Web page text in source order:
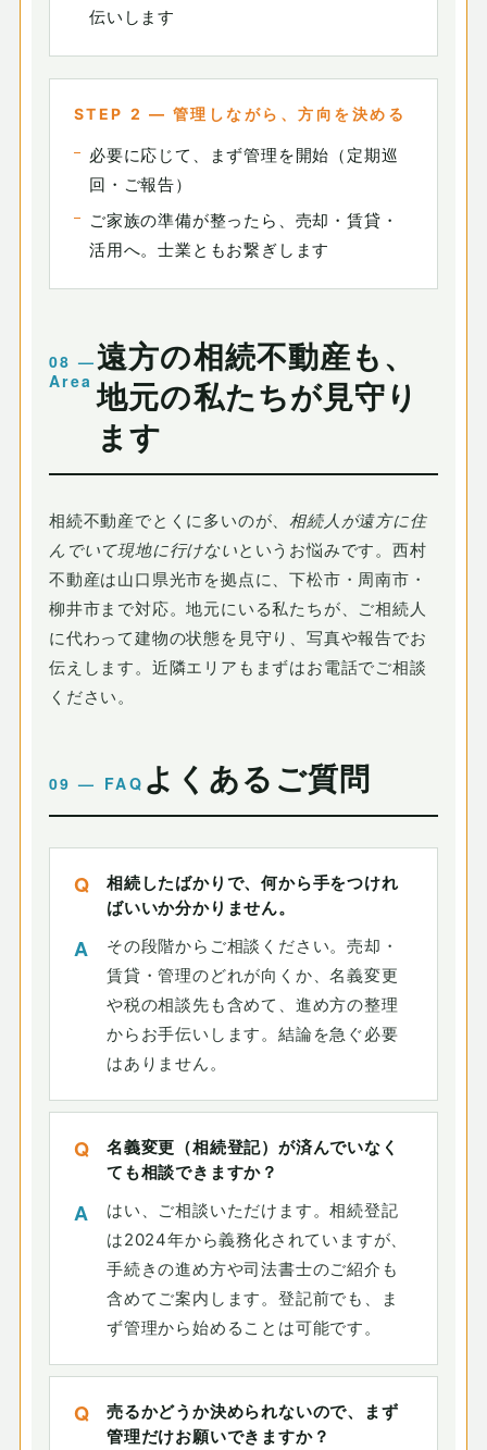
伝いします
STEP 2 — 管理しながら、方向を決める
必要に応じて、まず管理を開始（定期巡
回・ご報告）
ご家族の準備が整ったら、売却・賃貸・
活用へ。士業ともお繋ぎします
遠方の相続不動産も、
地元の私たちが見守り
ます
相続不動産でとくに多いのが、相続人が遠方に住
んでいて現地に行けないというお悩みです。西村
不動産は山口県光市を拠点に、下松市・周南市・
柳井市まで対応。地元にいる私たちが、ご相続人
に代わって建物の状態を見守り、写真や報告でお
伝えします。近隣エリアもまずはお電話でご相談
ください。
よくあるご質問
相続したばかりで、何から手をつけれ
ばいいか分かりません。
その段階からご相談ください。売却・
賃貸・管理のどれが向くか、名義変更
や税の相談先も含めて、進め方の整理
からお手伝いします。結論を急ぐ必要
はありません。
名義変更（相続登記）が済んでいなく
ても相談できますか？
はい、ご相談いただけます。相続登記
は2024年から義務化されていますが、
手続きの進め方や司法書士のご紹介も
含めてご案内します。登記前でも、ま
ず管理から始めることは可能です。
売るかどうか決められないので、まず
管理だけお願いできますか？